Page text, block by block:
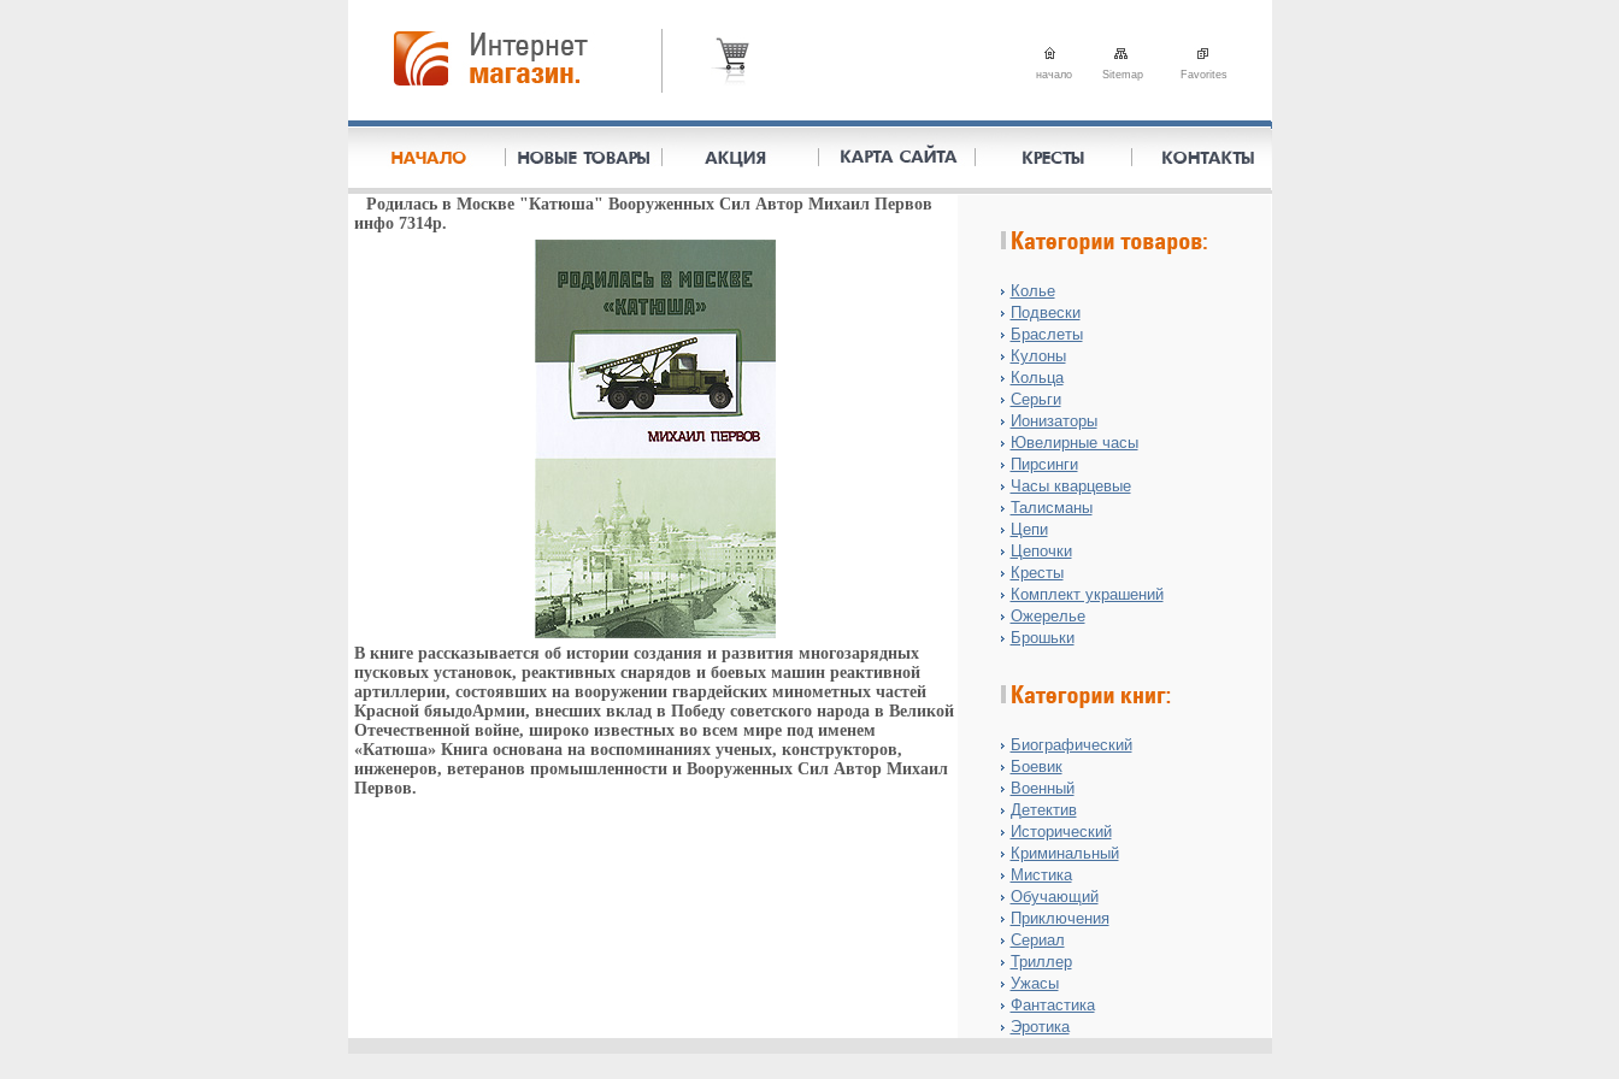
начало Sitemap Favorites
Родилась в Москве "Катюша" Вооруженных Сил Автор Михаил Первов
инфо 7314p.
В книге рассказывается об истории создания и развития многозарядных
пусковых установок, реактивных снарядов и боевых машин реактивной
артиллерии, состоявших на вооружении гвардейских минометных частей
Красной бяыдоАрмии, внесших вклад в Победу советского народа в Великой
Отечественной войне, широко известных во всем мире под именем
«Катюша» Книга основана на воспоминаниях ученых, конструкторов,
инженеров, ветеранов промышленности и Вооруженных Сил Автор Михаил
Первов.
Колье
Подвески
Браслеты
Кулоны
Кольца
Серьги
Ионизаторы
Ювелирные часы
Пирсинги
Часы кварцевые
Талисманы
Цепи
Цепочки
Кресты
Комплект украшений
Ожерелье
Брошьки
Биографический
Боевик
Военный
Детектив
Исторический
Криминальный
Мистика
Обучающий
Приключения
Сериал
Триллер
Ужасы
Фантастика
Эротика